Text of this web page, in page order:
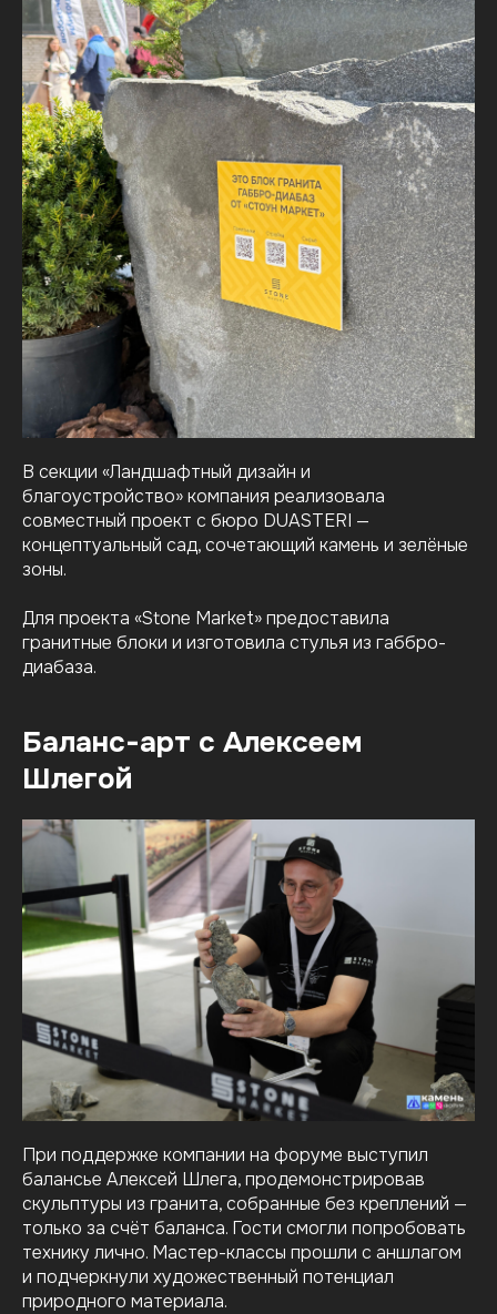
В секции «Ландшафтный дизайн и
благоустройство» компания реализовала
совместный проект с бюро DUASTERI —
концептуальный сад, сочетающий камень и зелёные
зоны.
Для проекта «Stone Market» предоставила
гранитные блоки и изготовила стулья из габбро-
диабаза.
Баланс-арт с Алексеем
Шлегой
При поддержке компании на форуме выступил
балансье Алексей Шлега, продемонстрировав
скульптуры из гранита, собранные без креплений —
только за счёт баланса. Гости смогли попробовать
технику лично. Мастер-классы прошли с аншлагом
и подчеркнули художественный потенциал
природного материала.